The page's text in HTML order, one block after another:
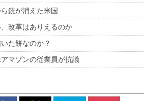
銃が消えた米国
改革はありえるのか
た餅なのか？
マゾンの従業員が抗議